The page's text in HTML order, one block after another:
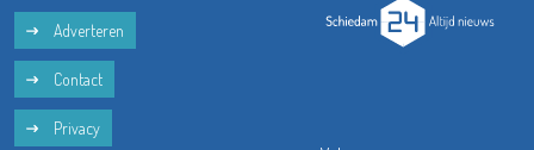
Adverteren
Contact
Privacy